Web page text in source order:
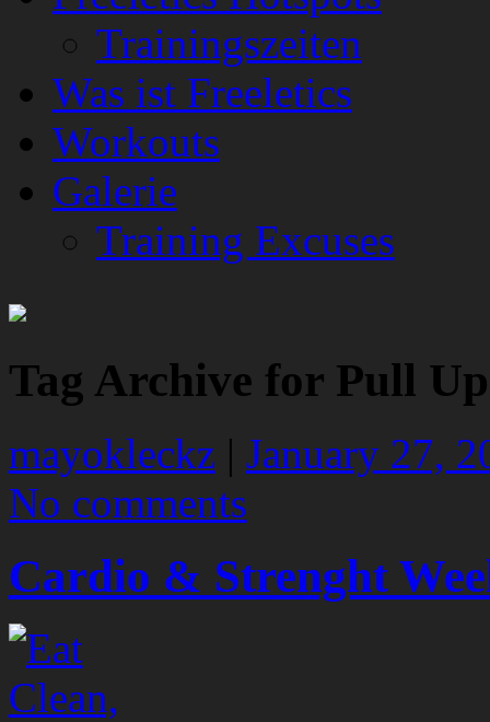
Trainingszeiten
Was ist Freeletics
Workouts
Galerie
Training Excuses
Tag Archive for Pull
mayokleckz | January 27,
No comments
Cardio & Strenght